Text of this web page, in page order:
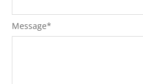
Message*